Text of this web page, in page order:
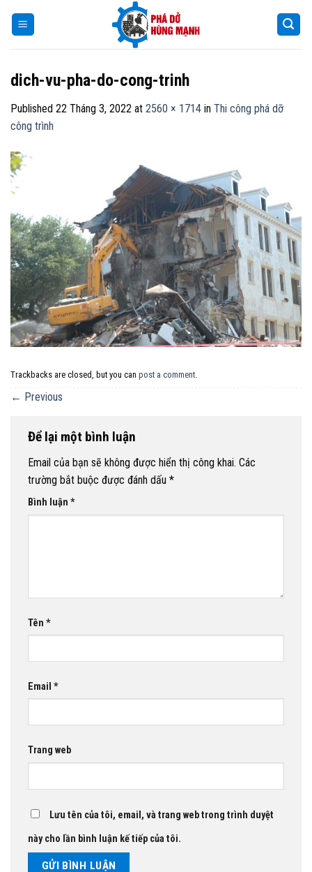
dich-vu-pha-do-cong-trinh
Published 22 Tháng 3, 2022 at 2560 × 1714 in Thi công phá dỡ
công trình
Trackbacks are closed, but you can post a comment
← Previous
Để lại một bình luận
Email của bạn sẽ không được hiển thị công khai. Các
trường bắt buộc được đánh dấu *
Bình luận *
Tên *
Email *
Trang web
Lưu tên của tôi, email, và trang web trong trình duyệt
này cho lần bình luận kế tiếp của tôi.